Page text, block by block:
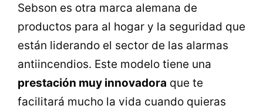
Sebson es otra marca alemana de
productos para al hogar y la seguridad que
están liderando el sector de las alarmas
antiincendios. Este modelo tiene una
prestación muy innovadora que te
facilitará mucho la vida cuando quieras